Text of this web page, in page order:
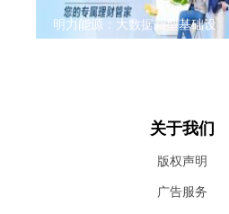
明力能源：大数据新型基础设
关于我们
版权声明
广告服务